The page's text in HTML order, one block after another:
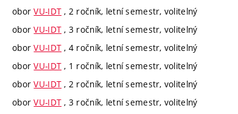
oborVU-IDT , 2 ročník, letní semestr, volitelný
oborVU-IDT , 3 ročník, letní semestr, volitelný
oborVU-IDT , 4 ročník, letní semestr, volitelný
oborVU-IDT , 1 ročník, letní semestr, volitelný
oborVU-IDT , 2 ročník, letní semestr, volitelný
oborVU-IDT , 3 ročník, letní semestr, volitelný